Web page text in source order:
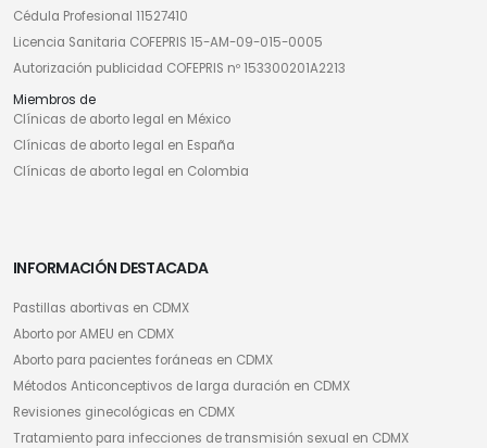
Cédula Profesional 11527410
Licencia Sanitaria COFEPRIS 15-AM-09-015-0005
Autorización publicidad COFEPRIS nº 153300201A2213
Miembros de
Clínicas de aborto legal en México
Clínicas de aborto legal en España
Clínicas de aborto legal en Colombia
INFORMACIÓN DESTACADA
Pastillas abortivas en CDMX
Aborto por AMEU en CDMX
Aborto para pacientes foráneas en CDMX
Métodos Anticonceptivos de larga duración en CDMX
Revisiones ginecológicas en CDMX
Tratamiento para infecciones de transmisión sexual en CDMX